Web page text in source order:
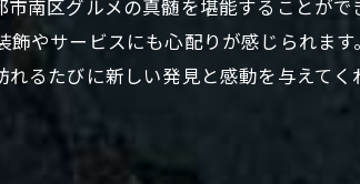
で味わう絶品デザート
ルメの宝庫！西九条比永城町の隠れ家レ
産品を使った料理
色とおすすめメニュー
南区グルメの真髄を堪能することが
やサービスにも心配りが感じられま
るたびに新しい発見と感動を与えて